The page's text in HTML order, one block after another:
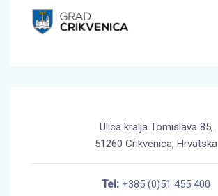
Ulica kralja Tomislava 85,
51260 Crikvenica, Hrvatska
Tel: +385 (0)51 455 400